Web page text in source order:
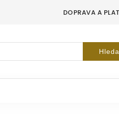
DOPRAVA A